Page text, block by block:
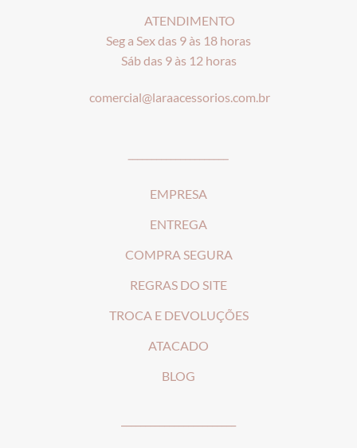
ATENDIMENTO
Seg a Sex das 9 às 18 horas
Sáb das 9 às 12 horas
comercial@laraacessorios.com.br
EMPRESA
ENTREGA
COMPRA SEGURA
REGRAS DO SITE
TROCA E DEVOLUÇÕES
ATACADO
BLOG